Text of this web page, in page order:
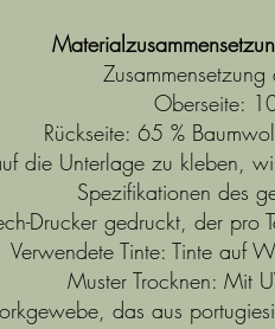
Zusammensetzung
Oberseite:
Rückseite: 65 %
die Unterlage zu kleben,
Spezifikationen des
Drucker gedruckt, der
Verwendete Tinte: Tinte auf
Muster Trocknen: Mit
das aus